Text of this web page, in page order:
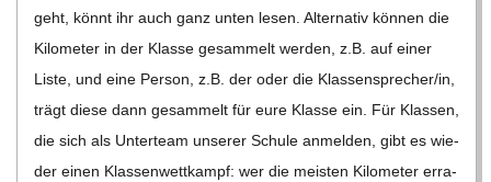
H
M
geht, könnt ihr auch ganz unten lesen. Alter­na­tiv kön­nen die
Kilo­me­ter in der Klasse gesam­melt wer­den, z.B. auf einer
Liste, und eine Per­son, z.B. der oder die Klassensprecher/​​in,
trägt diese dann gesam­melt für eure Klasse ein. Für Klas­sen,
die sich als Unter­team unse­rer Schule anmel­den, gibt es wie­
der einen Klas­sen­wett­kampf: wer die meis­ten Kilo­me­ter erra­